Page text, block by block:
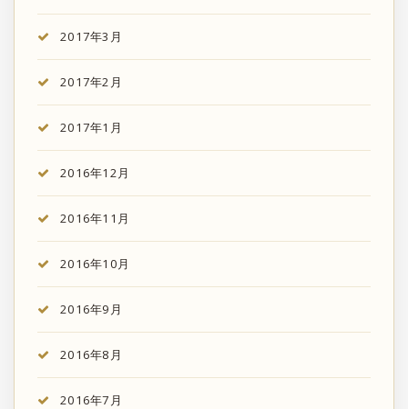
2017年3月
2017年2月
2017年1月
2016年12月
2016年11月
2016年10月
2016年9月
2016年8月
2016年7月